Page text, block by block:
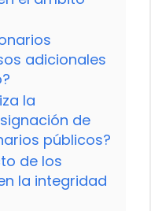
adicionales
la
de
públicos?
de los
la integridad